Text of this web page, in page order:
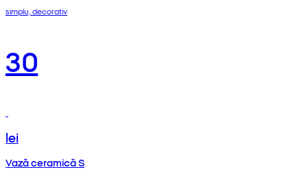
simplu, decorativ
30
lei
Vază ceramică S